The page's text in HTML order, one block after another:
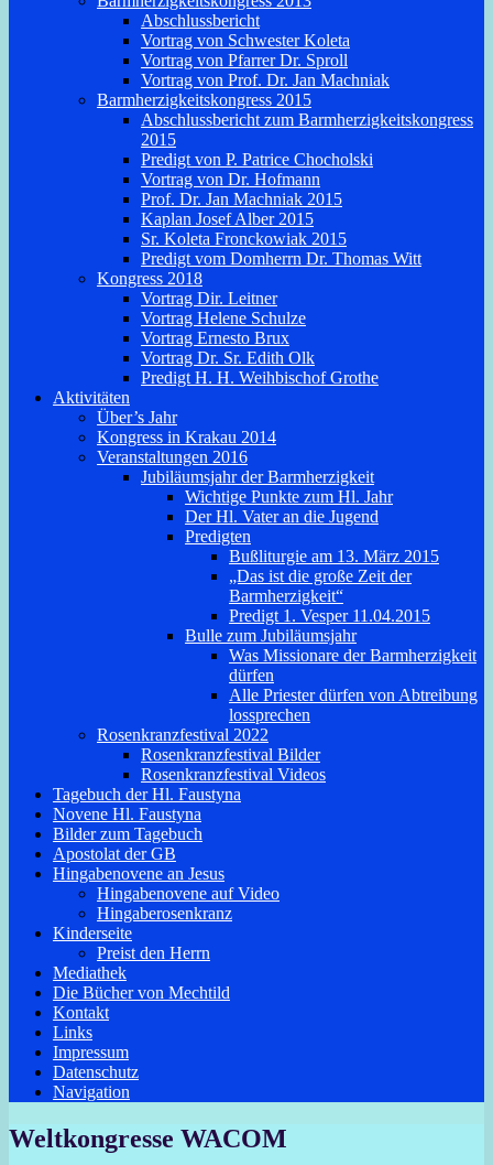
Abschlussbericht
Vortrag von Schwester Koleta
Vortrag von Pfarrer Dr. Sproll
Vortrag von Prof. Dr. Jan Machniak
Barmherzigkeitskongress 2015
Abschlussbericht zum Barmherzigkeitskongress
2015
Predigt von P. Patrice Chocholski
Vortrag von Dr. Hofmann
Prof. Dr. Jan Machniak 2015
Kaplan Josef Alber 2015
Sr. Koleta Fronckowiak 2015
Predigt vom Domherrn Dr. Thomas Witt
Kongress 2018
Vortrag Dir. Leitner
Vortrag Helene Schulze
Vortrag Ernesto Brux
Vortrag Dr. Sr. Edith Olk
Predigt H. H. Weihbischof Grothe
Aktivitäten
Über’s Jahr
Kongress in Krakau 2014
Veranstaltungen 2016
Jubiläumsjahr der Barmherzigkeit
Wichtige Punkte zum Hl. Jahr
Der Hl. Vater an die Jugend
Predigten
Bußliturgie am 13. März 2015
„Das ist die große Zeit der
Barmherzigkeit“
Predigt 1. Vesper 11.04.2015
Bulle zum Jubiläumsjahr
Was Missionare der Barmherzigkeit
dürfen
Alle Priester dürfen von Abtreibung
lossprechen
Rosenkranzfestival 2022
Rosenkranzfestival Bilder
Rosenkranzfestival Videos
Tagebuch der Hl. Faustyna
Novene Hl. Faustyna
Bilder zum Tagebuch
Apostolat der GB
Hingabenovene an Jesus
Hingabenovene auf Video
Hingaberosenkranz
Kinderseite
Preist den Herrn
Mediathek
Die Bücher von Mechtild
Kontakt
Links
Impressum
Datenschutz
Navigation
Weltkongresse WACOM